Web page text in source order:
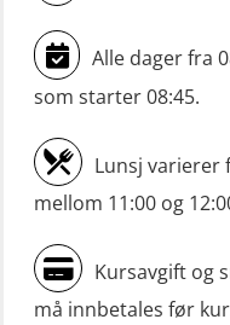
Bord
(OSE1001)
ROC
(GMDSS)
ROC
(ORC103)
Alle dager fra
som starter 08:45.
Lunsj varierer
mellom 11:00 og
Kursavgift og
må innbetales før